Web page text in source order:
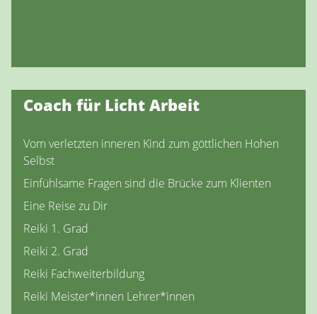
Coach für Licht Arbeit
Vom verletzten inneren Kind zum göttlichen Hohen
Selbst
Einfühlsame Fragen sind die Brücke zum Klienten
Eine Reise zu Dir
Reiki 1. Grad
Reiki 2. Grad
Reiki Fachweiterbildung
Reiki Meister*innen Lehrer*innen